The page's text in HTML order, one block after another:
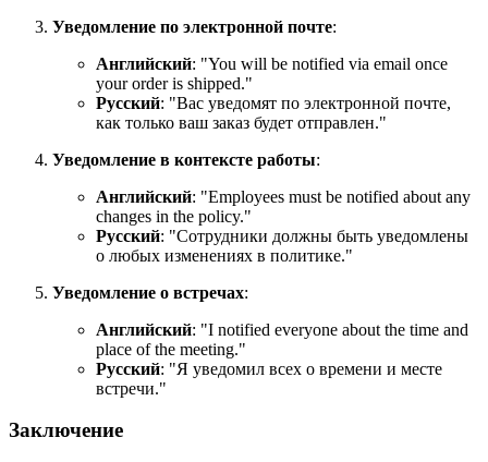
Уведомление по электронной почте:
Английский: "You will be notified via email once
your order is shipped."
Русский: "Вас уведомят по электронной почте,
как только ваш заказ будет отправлен."
Уведомление в контексте работы:
Английский: "Employees must be notified about any
changes in the policy."
Русский: "Сотрудники должны быть уведомлены
о любых изменениях в политике."
Уведомление о встречах:
Английский: "I notified everyone about the time and
place of the meeting."
Русский: "Я уведомил всех о времени и месте
встречи."
Заключение